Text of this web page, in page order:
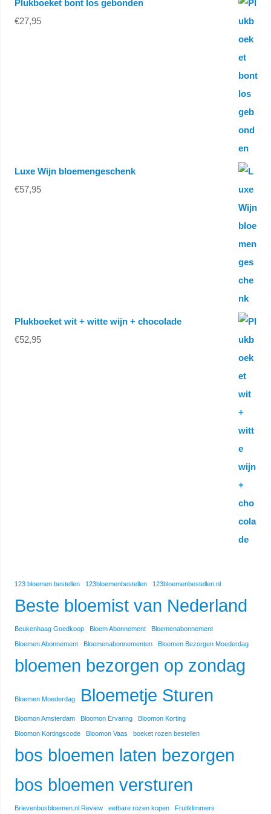
Plukboeket bont los gebonden
€27,95
Luxe Wijn bloemengeschenk
€57,95
Plukboeket wit + witte wijn + chocolade
€52,95
123 bloemen bestellen 123bloemenbestellen 123bloemenbestellen.nl
Beste bloemist van Nederland
Beukenhaag Goedkoop Bloem Abonnement Bloemenabonnement
Bloemen Abonnement Bloemenabonnementen Bloemen Bezorgen Moederdag
bloemen bezorgen op zondag
Bloemen Moederdag Bloemetje Sturen
Bloomon Amsterdam Bloomon Ervaring Bloomon Korting
Bloomon Kortingscode Bloomon Vaas boeket rozen bestellen
bos bloemen laten bezorgen
bos bloemen versturen
Brievenbusbloemen.nl Review eetbare rozen kopen Fruitklimmers